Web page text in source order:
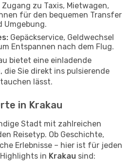
Zugang zu Taxis, Mietwagen,
für den bequemen Transfer
Umgebung.
Gepäckservice, Geldwechsel
Entspannen nach dem Flug.
bietet eine einladende
Sie direkt ins pulsierende
lässt.
in Krakau
Stadt mit zahlreichen
Reisetyp. Ob Geschichte,
Erlebnisse – hier ist für jeden
in Krakau sind: